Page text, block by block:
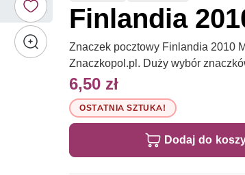
Finlandia
Znaczek pocztowy Finlandia 2010
Znaczkopol.pl. Duży wybór
6,50 zł
OSTATNIA SZTUKA!
Dodaj do